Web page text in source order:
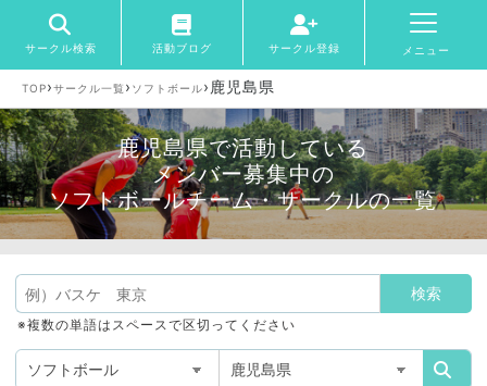
サークル検索 活動ブログ サークル登録 メニュー
TOP›サークル一覧 › ソフトボール› 鹿児島県
鹿児島県で活動している
メンバー募集中の
ソフトボールチーム・サークルの一覧
※複数の単語はスペースで区切ってください